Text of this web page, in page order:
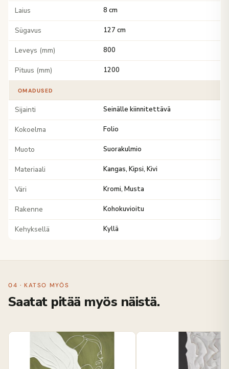
Laius 8 cm
Sügavus 127 cm
Leveys (mm) 800
Pituus (mm) 1200
OMADUSED
Sijainti Seinälle kiinnitettävä
Kokoelma Folio
Muoto Suorakulmio
Materiaali Kangas, Kipsi, Kivi
Väri Kromi, Musta
Rakenne Kohokuvioitu
Kehyksellä Kyllä
04 · KATSO MYÖS
Saatat pitää myös näistä.